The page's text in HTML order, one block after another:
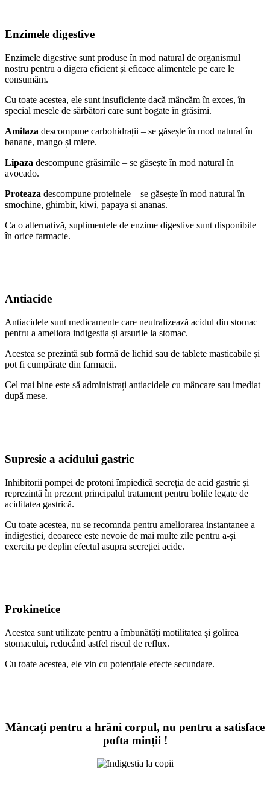
Enzimele digestive
Enzimele digestive sunt produse în mod natural de organismul
nostru pentru a digera eficient și eficace alimentele pe care le
consumăm.
Cu toate acestea, ele sunt insuficiente dacă mâncăm în exces, în
special mesele de sărbători care sunt bogate în grăsimi.
Amilaza descompune carbohidrații – se găsește în mod natural în
banane, mango și miere.
Lipaza descompune grăsimile – se găsește în mod natural în
avocado.
Proteaza descompune proteinele – se găsește în mod natural în
smochine, ghimbir, kiwi, papaya și ananas.
Ca o alternativă, suplimentele de enzime digestive sunt disponibile
în orice farmacie.
Antiacide
Antiacidele sunt medicamente care neutralizează acidul din stomac
pentru a ameliora indigestia și arsurile la stomac.
Acestea se prezintă sub formă de lichid sau de tablete masticabile și
pot fi cumpărate din farmacii.
Cel mai bine este să administrați antiacidele cu mâncare sau imediat
după mese.
Supresie a acidului gastric
Inhibitorii pompei de protoni împiedică secreția de acid gastric și
reprezintă în prezent principalul tratament pentru bolile legate de
aciditatea gastrică.
Cu toate acestea, nu se recomnda pentru ameliorarea instantanee a
indigestiei, deoarece este nevoie de mai multe zile pentru a-și
exercita pe deplin efectul asupra secreției acide.
Prokinetice
Acestea sunt utilizate pentru a îmbunătăți motilitatea și golirea
stomacului, reducând astfel riscul de reflux.
Cu toate acestea, ele vin cu potențiale efecte secundare.
Mâncați pentru a hrăni corpul, nu pentru a satisface
pofta minții !